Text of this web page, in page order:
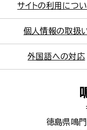
サイトの利用につ
個人情報の取扱
外国語への対応
徳島県鳴